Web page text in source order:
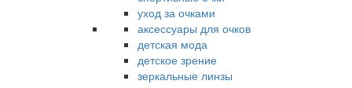
уход за очками
аксессуары для очков
детская мода
детское зрение
зеркальные линзы